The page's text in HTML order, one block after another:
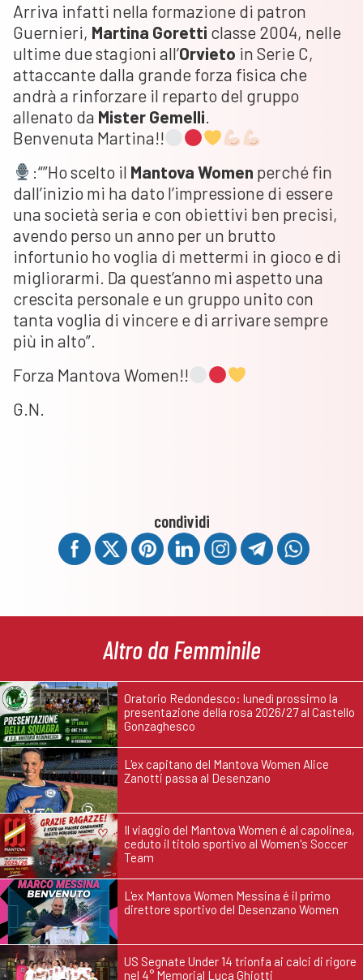
Arriva infatti nella formazione di patron
Guernieri, Martina Goretti classe 2004, nelle
ultime due stagioni all’Orvieto in Serie C,
attaccante dalla grande forza fisica che
andrà a rinforzare il reparto del gruppo
allenato da Mister Gemelli.
Benvenuta Martina!!
:“”Ho scelto il Mantova Women perché fin
dall’inizio mi ha dato l’impressione di essere
una società seria e con obiettivi ben precisi,
avendo perso un anno per un brutto
infortunio ho voglia di mettermi in gioco e di
migliorarmi. Da quest’anno mi aspetto una
crescita personale e un gruppo unito con
tanta voglia di vincere e di arrivare sempre
più in alto”.
Forza Mantova Women!!
G.N.
condividi
Altro da Femminile
Oratorio Redondesco: lunedì prossimo la
presentazione della rosa 2026/27 al Castello
Gonzaghesco
L'ex capitano del Mantova Women Alice
Zanotti passa al Desenzano
Il viaggio del Mantova Women é al capolinea,
ceduto il titolo sportivo al Women's Soccer
Team
L'ex Mantova Women Messina é il primo
direttore sportivo del Desenzano Women
US Segnate Under 14 trionfa ai calci di rigore
nel 4° Memorial Luca Ghiotti